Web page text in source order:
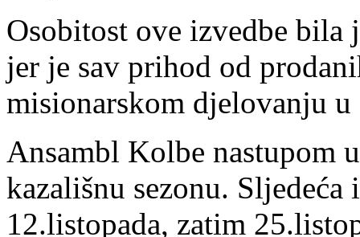
Osobitost ove izvedbe bila
jer je sav prihod od
misionarskom djelovanju u
Ansambl Kolbe nastupom
kazališnu sezonu.
12.listopada, zatim